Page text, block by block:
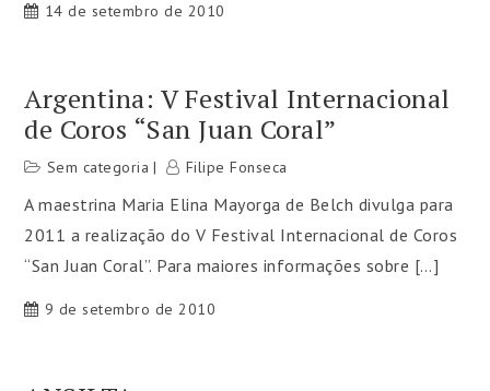
14 de setembro de 2010
Argentina: V Festival Internacional
de Coros “San Juan Coral”
Sem categoria Filipe Fonseca
A maestrina Maria Elina Mayorga de Belch divulga para
2011 a realização do V Festival Internacional de Coros
“San Juan Coral”. Para maiores informações sobre […]
9 de setembro de 2010